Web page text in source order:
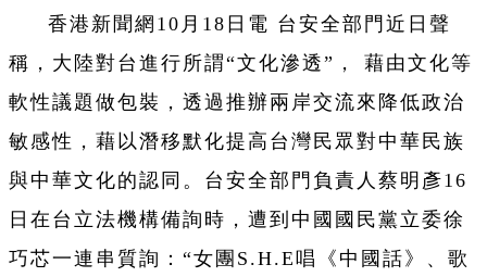
香港新聞網10月18日電 台安全部門近日聲
稱，大陸對台進行所謂“文化滲透”， 藉由文化等
軟性議題做包裝，透過推辦兩岸交流來降低政治
敏感性，藉以潛移默化提高台灣民眾對中華民族
與中華文化的認同。台安全部門負責人蔡明彥16
日在台立法機構備詢時，遭到中國國民黨立委徐
巧芯一連串質詢：“女團S.H.E唱《中國話》、歌